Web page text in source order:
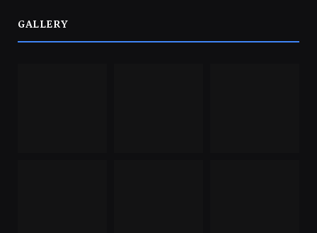
GALLERY